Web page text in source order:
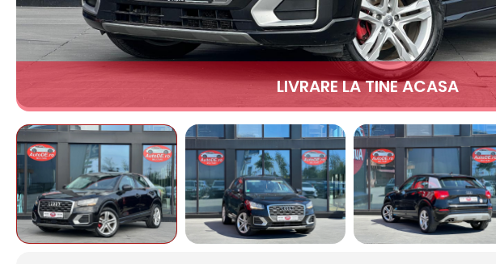
LIVRARE LA TINE ACASA